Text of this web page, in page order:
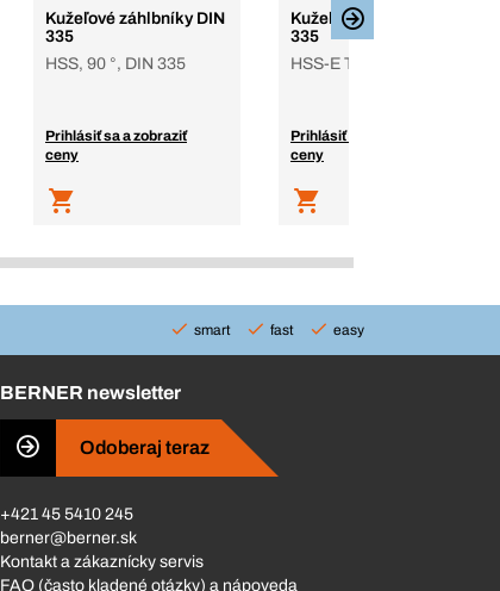
Kužeľové záhlbníky DIN
335
HSS, 90 °, DIN 335
Prihlásiť sa a zobraziť
ceny
Kužeľové záhlbníky DIN
335
HSS-E TiALN
Prihlásiť sa a zobraziť
ceny
smart fast easy
BERNER newsletter
Odoberaj teraz
+421 45 5410 245
berner@berner.sk
Kontakt a zákaznícky servis
FAQ (často kladené otázky) a nápoveda